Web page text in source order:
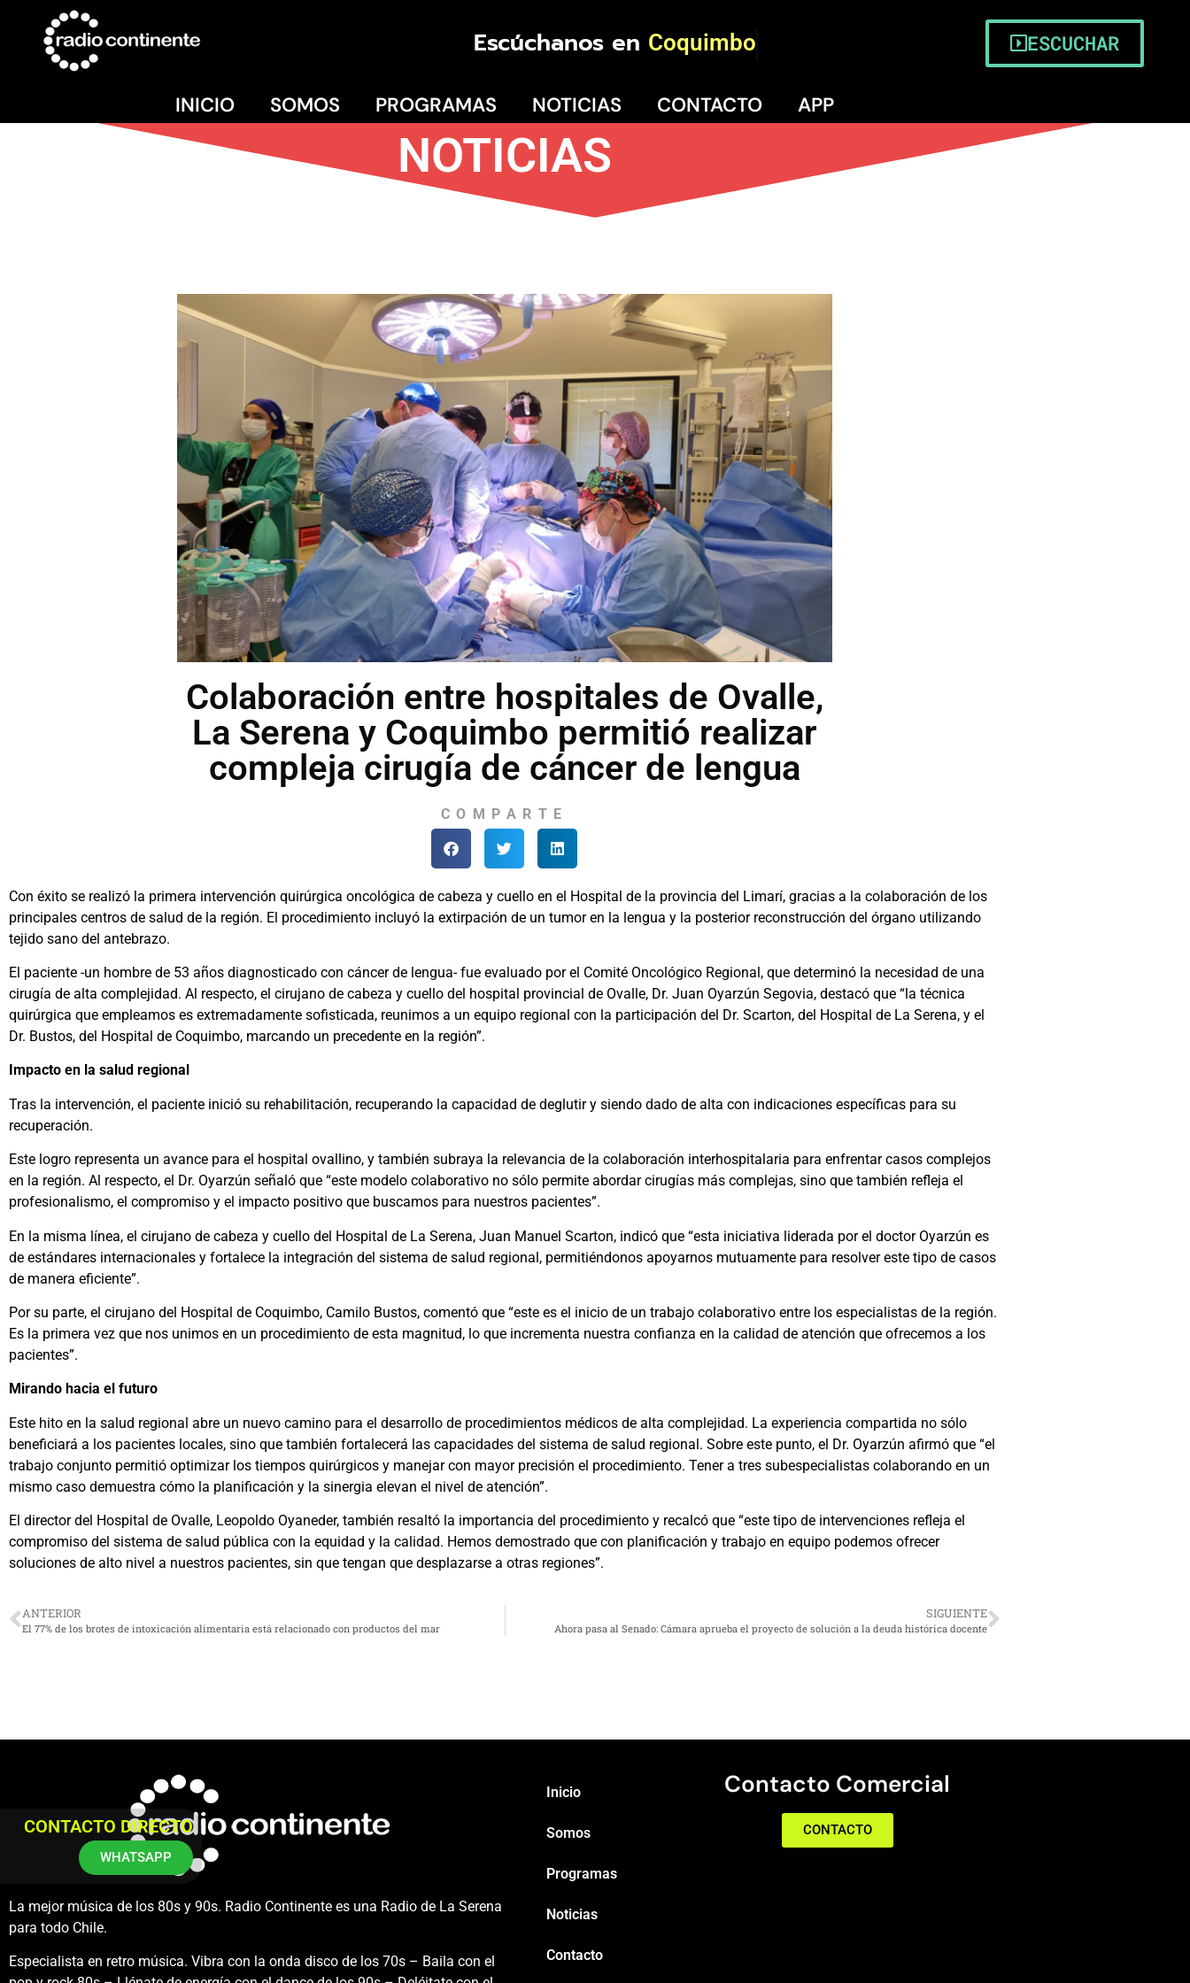
Escúchanos en Coquimbo ESCUCHAR
INICIO SOMOS PROGRAMAS NOTICIAS CONTACTO APP
NOTICIAS
Colaboración entre hospitales de Ovalle,
La Serena y Coquimbo permitió realizar
compleja cirugía de cáncer de lengua
COMPARTE
Con éxito se realizó la primera intervención quirúrgica oncológica de cabeza y cuello en el Hospital de la provincia del Limarí, gracias a la colaboración de los
principales centros de salud de la región. El procedimiento incluyó la extirpación de un tumor en la lengua y la posterior reconstrucción del órgano utilizando
tejido sano del antebrazo.
El paciente -un hombre de 53 años diagnosticado con cáncer de lengua- fue evaluado por el Comité Oncológico Regional, que determinó la necesidad de una
cirugía de alta complejidad. Al respecto, el cirujano de cabeza y cuello del hospital provincial de Ovalle, Dr. Juan Oyarzún Segovia, destacó que “la técnica
quirúrgica que empleamos es extremadamente sofisticada, reunimos a un equipo regional con la participación del Dr. Scarton, del Hospital de La Serena, y el
Dr. Bustos, del Hospital de Coquimbo, marcando un precedente en la región”.
Impacto en la salud regional
Tras la intervención, el paciente inició su rehabilitación, recuperando la capacidad de deglutir y siendo dado de alta con indicaciones específicas para su
recuperación.
Este logro representa un avance para el hospital ovallino, y también subraya la relevancia de la colaboración interhospitalaria para enfrentar casos complejos
en la región. Al respecto, el Dr. Oyarzún señaló que “este modelo colaborativo no sólo permite abordar cirugías más complejas, sino que también refleja el
profesionalismo, el compromiso y el impacto positivo que buscamos para nuestros pacientes”.
En la misma línea, el cirujano de cabeza y cuello del Hospital de La Serena, Juan Manuel Scarton, indicó que “esta iniciativa liderada por el doctor Oyarzún es
de estándares internacionales y fortalece la integración del sistema de salud regional, permitiéndonos apoyarnos mutuamente para resolver este tipo de casos
de manera eficiente”.
Por su parte, el cirujano del Hospital de Coquimbo, Camilo Bustos, comentó que “este es el inicio de un trabajo colaborativo entre los especialistas de la región.
Es la primera vez que nos unimos en un procedimiento de esta magnitud, lo que incrementa nuestra confianza en la calidad de atención que ofrecemos a los
pacientes”.
Mirando hacia el futuro
Este hito en la salud regional abre un nuevo camino para el desarrollo de procedimientos médicos de alta complejidad. La experiencia compartida no sólo
beneficiará a los pacientes locales, sino que también fortalecerá las capacidades del sistema de salud regional. Sobre este punto, el Dr. Oyarzún afirmó que “el
trabajo conjunto permitió optimizar los tiempos quirúrgicos y manejar con mayor precisión el procedimiento. Tener a tres subespecialistas colaborando en un
mismo caso demuestra cómo la planificación y la sinergia elevan el nivel de atención”.
El director del Hospital de Ovalle, Leopoldo Oyaneder, también resaltó la importancia del procedimiento y recalcó que “este tipo de intervenciones refleja el
compromiso del sistema de salud pública con la equidad y la calidad. Hemos demostrado que con planificación y trabajo en equipo podemos ofrecer
soluciones de alto nivel a nuestros pacientes, sin que tengan que desplazarse a otras regiones”.
ANTERIOR
El 77% de los brotes de intoxicación alimentaria está relacionado con productos del mar
SIGUIENTE
Ahora pasa al Senado: Cámara aprueba el proyecto de solución a la deuda histórica docente
La mejor música de los 80s y 90s. Radio Continente es una Radio de La Serena
para todo Chile.
Especialista en retro música. Vibra con la onda disco de los 70s – Baila con el
Inicio
Somos
Programas
Noticias
Contacto
Contacto Comercial
CONTACTO
CONTACTO DIRECTO
WHATSAPP